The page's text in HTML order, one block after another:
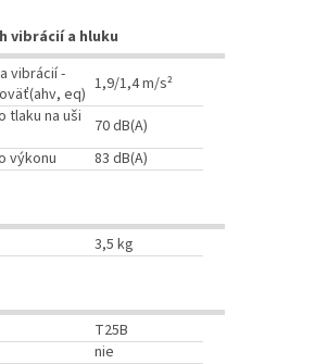
vibrácií a hluku
vibrácií -
eq) 1,9/1,4 m/s²
tlaku na uši
70 dB(A)
výkonu
83 dB(A)
3,5 kg
T25B
nie